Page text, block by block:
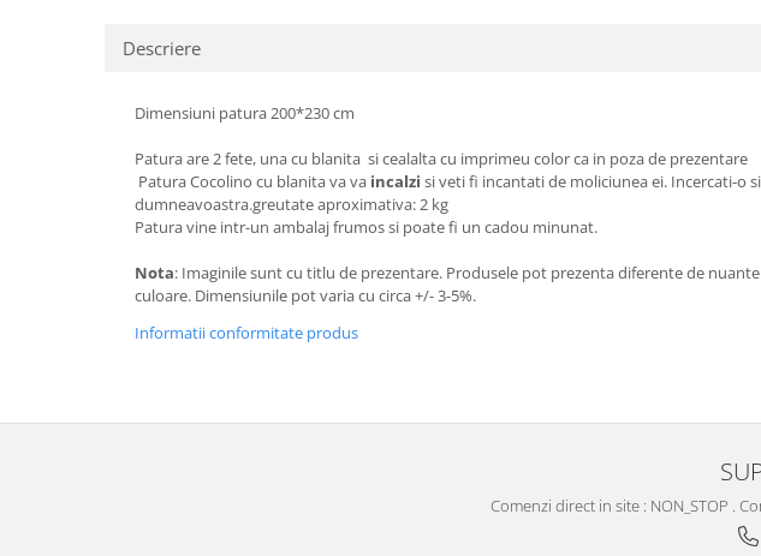
Descriere
Dimensiuni patura 200*230 cm
Patura are 2 fete, una cu blanita si cealalta cu imprimeu color ca in poza de prezentare
Patura Cocolino cu blanita va va incalzi si veti fi incantati de moliciunea ei. Incercati-o
dumneavoastra.greutate aproximativa: 2 kg
Patura vine intr-un ambalaj frumos si poate fi un cadou minunat.
Nota: Imaginile sunt cu titlu de prezentare. Produsele pot prezenta diferente de
culoare. Dimensiunile pot varia cu circa +/- 3-5%.
Informatii conformitate produs
Comenzi direct in site : NON_STOP .